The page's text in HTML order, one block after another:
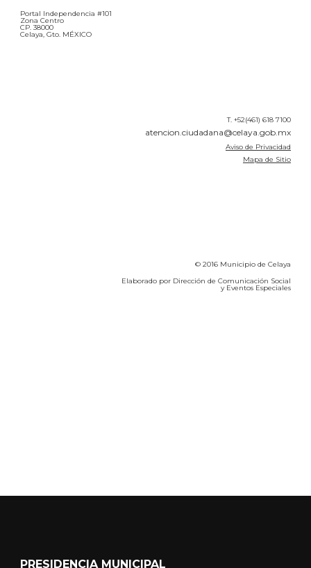
Portal Independencia #101
Zona Centro
CP. 38000
Celaya, Gto. MÉXICO
T. +52(461) 618 7100
atencion.ciudadana@celaya.gob.mx
Aviso de Privacidad
Mapa de Sitio
© 2016 Municipio de Celaya
Elaborado por Dirección de Comunicación Social
y Eventos Especiales
PRESIDENCIA MUNICIPAL